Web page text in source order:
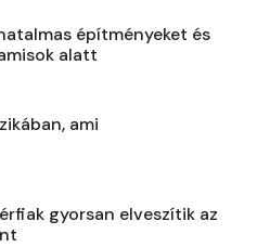
építményeket és
alatt
ami
gyorsan elveszítik az